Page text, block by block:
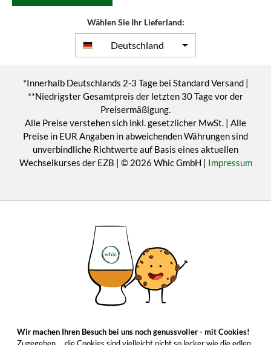
Wählen Sie Ihr Lieferland:
Deutschland
*Innerhalb Deutschlands 2-3 Tage bei Standard Versand |
**Niedrigster Gesamtpreis der letzten 30 Tage vor der
Preisermäßigung.
Alle Preise verstehen sich inkl. gesetzlicher MwSt. | Alle
Preise in EUR Angaben in abweichenden Währungen sind
unverbindliche Richtwerte auf Basis eines aktuellen
Wechselkurses der EZB | © 2026 Whic GmbH | Impressum
Wir machen Ihren Besuch bei uns noch genussvoller - mit Cookies!